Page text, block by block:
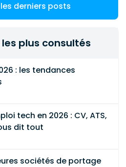
derniers posts
plus consultés
: les tendances
tech en 2026 : CV, ATS,
dit tout
sociétés de portage